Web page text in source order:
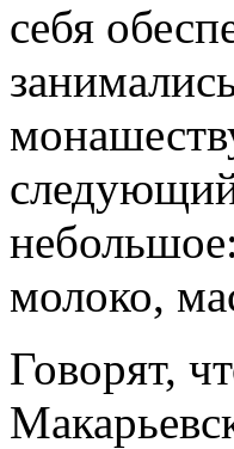
себя
следующий
молоко,
Говорят,